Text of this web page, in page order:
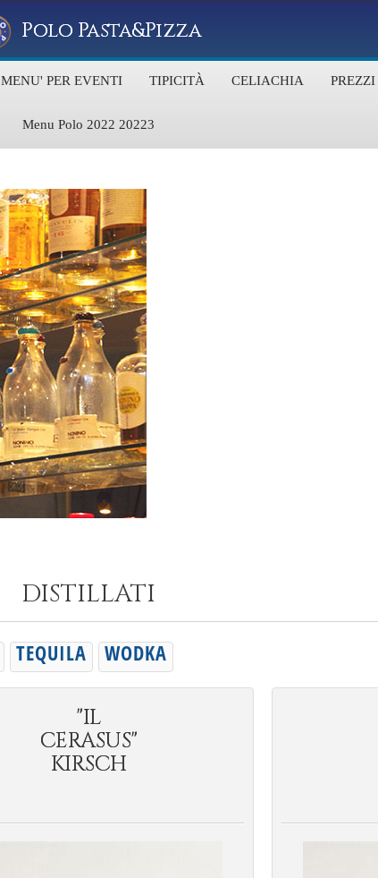
Polo Pasta&Pizza
MENU' PER EVENTI TIPICITÀ CELIACHIA PREZZI
Menu Polo 2022 20223
DISTILLATI
TEQUILA WODKA
"IL
CERASUS"
KIRSCH